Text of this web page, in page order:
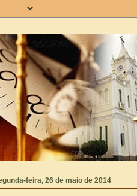
feira, 26 de maio de 2014